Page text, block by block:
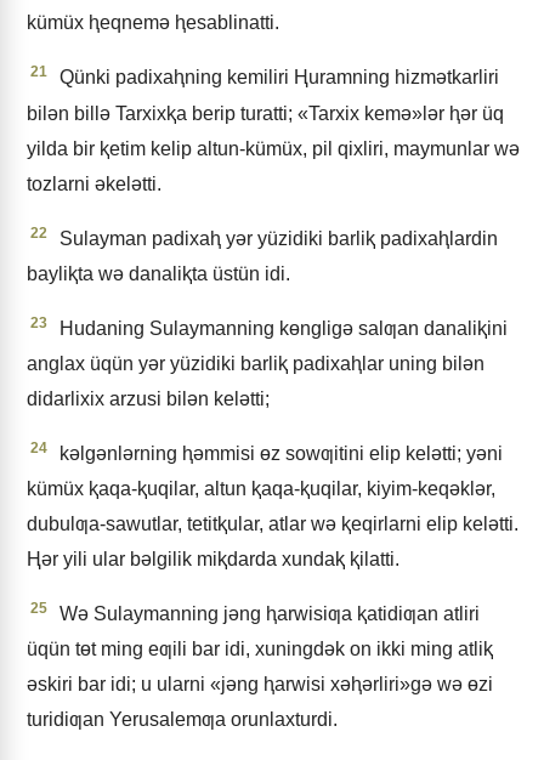
kümüx ⱨeqnemǝ ⱨesablinatti.
21
Qünki padixaⱨning kemiliri Ⱨuramning hizmǝtkarliri
bilǝn billǝ Tarxixⱪa berip turatti; «Tarxix kemǝ»lǝr ⱨǝr üq
yilda bir ⱪetim kelip altun-kümüx, pil qixliri, maymunlar wǝ
tozlarni ǝkelǝtti.
22
Sulayman padixaⱨ yǝr yüzidiki barliⱪ padixaⱨlardin
bayliⱪta wǝ danaliⱪta üstün idi.
23
Hudaning Sulaymanning kɵngligǝ salƣan danaliⱪini
anglax üqün yǝr yüzidiki barliⱪ padixaⱨlar uning bilǝn
didarlixix arzusi bilǝn kelǝtti;
24
kǝlgǝnlǝrning ⱨǝmmisi ɵz sowƣitini elip kelǝtti; yǝni
kümüx ⱪaqa-ⱪuqilar, altun ⱪaqa-ⱪuqilar, kiyim-keqǝklǝr,
dubulƣa-sawutlar, tetitⱪular, atlar wǝ ⱪeqirlarni elip kelǝtti.
Ⱨǝr yili ular bǝlgilik miⱪdarda xundaⱪ ⱪilatti.
25
Wǝ Sulaymanning jǝng ⱨarwisiƣa ⱪatidiƣan atliri
üqün tɵt ming eƣili bar idi, xuningdǝk on ikki ming atliⱪ
ǝskiri bar idi; u ularni «jǝng ⱨarwisi xǝⱨǝrliri»gǝ wǝ ɵzi
turidiƣan Yerusalemƣa orunlaxturdi.